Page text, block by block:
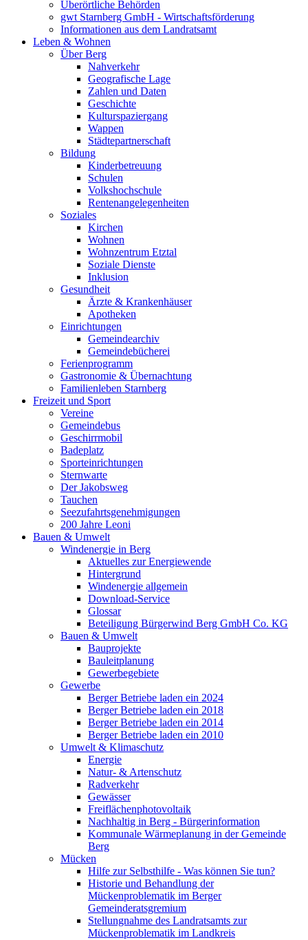
Überörtliche Behörden
gwt Starnberg GmbH - Wirtschaftsförderung
Informationen aus dem Landratsamt
Leben & Wohnen
Über Berg
Nahverkehr
Geografische Lage
Zahlen und Daten
Geschichte
Kulturspaziergang
Wappen
Städtepartnerschaft
Bildung
Kinderbetreuung
Schulen
Volkshochschule
Rentenangelegenheiten
Soziales
Kirchen
Wohnen
Wohnzentrum Etztal
Soziale Dienste
Inklusion
Gesundheit
Ärzte & Krankenhäuser
Apotheken
Einrichtungen
Gemeindearchiv
Gemeindebücherei
Ferienprogramm
Gastronomie & Übernachtung
Familienleben Starnberg
Freizeit und Sport
Vereine
Gemeindebus
Geschirrmobil
Badeplatz
Sporteinrichtungen
Sternwarte
Der Jakobsweg
Tauchen
Seezufahrtsgenehmigungen
200 Jahre Leoni
Bauen & Umwelt
Windenergie in Berg
Aktuelles zur Energiewende
Hintergrund
Windenergie allgemein
Download-Service
Glossar
Beteiligung Bürgerwind Berg GmbH Co. KG
Bauen & Umwelt
Bauprojekte
Bauleitplanung
Gewerbegebiete
Gewerbe
Berger Betriebe laden ein 2024
Berger Betriebe laden ein 2018
Berger Betriebe laden ein 2014
Berger Betriebe laden ein 2010
Umwelt & Klimaschutz
Energie
Natur- & Artenschutz
Radverkehr
Gewässer
Freiflächenphotovoltaik
Nachhaltig in Berg - Bürgerinformation
Kommunale Wärmeplanung in der Gemeinde
Berg
Mücken
Hilfe zur Selbsthilfe - Was können Sie tun?
Historie und Behandlung der
Mückenproblematik im Berger
Gemeinderatsgremium
Stellungnahme des Landratsamts zur
Mückenproblematik im Landkreis